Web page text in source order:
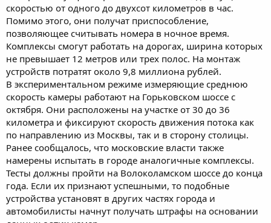
скоростью от одного до двухсот километров в час.
Помимо этого, они получат приспособление,
позволяющее считывать номера в ночное время.
Комплексы смогут работать на дорогах, ширина которых
не превышает 12 метров или трех полос. На монтаж
устройств потратят около 9,8 миллиона рублей.
В экспериментальном режиме измеряющие среднюю
скорость камеры работают на Горьковском шоссе с
октября. Они расположены на участке от 30 до 36
километра и фиксируют скорость движения потока как
по направлению из Москвы, так и в сторону столицы.
Ранее сообщалось, что московские власти также
намерены испытать в городе аналогичные комплексы.
Тесты должны пройти на Волоколамском шоссе до конца
года. Если их признают успешными, то подобные
устройства установят в других частях города и
автомобилисты начнут получать штрафы на основании